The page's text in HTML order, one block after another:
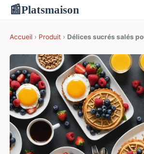
📰Platsmaison
Accueil › Produit › Délices sucrés salés